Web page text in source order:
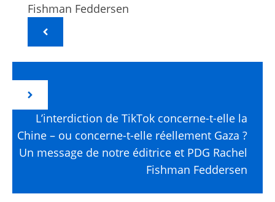
Fishman Feddersen
L’interdiction de TikTok concerne-t-elle la
Chine – ou concerne-t-elle réellement Gaza ?
Un message de notre éditrice et PDG Rachel
Fishman Feddersen